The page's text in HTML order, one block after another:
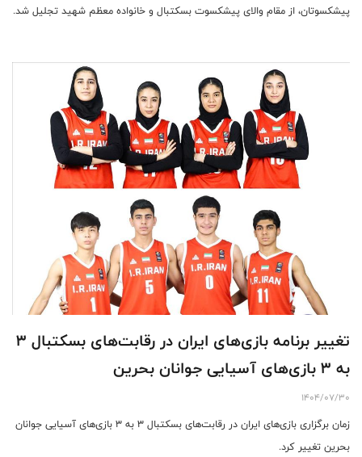
پیشکسوتان، از مقام والای پیشکسوت بسکتبال و خانواده معظم شهید تجلیل شد.
تغییر برنامه بازی‌های ایران در رقابت‌های بسکتبال ۳
به ۳ بازی‌های آسیایی جوانان بحرین
1404/07/30
زمان برگزاری بازی‌های ایران در رقابت‌های بسکتبال ۳ به ۳ بازی‌های آسیایی جوانان
بحرین تغییر کرد.